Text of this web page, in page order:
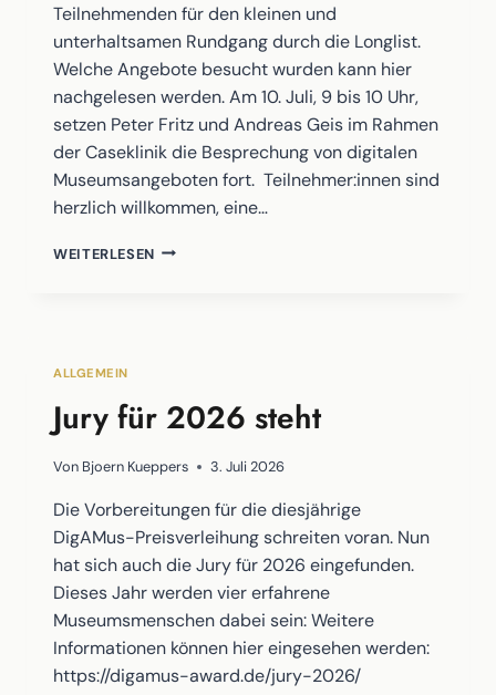
Teilnehmenden für den kleinen und
unterhaltsamen Rundgang durch die Longlist.
Welche Angebote besucht wurden kann hier
nachgelesen werden. Am 10. Juli, 9 bis 10 Uhr,
setzen Peter Fritz und Andreas Geis im Rahmen
der Caseklinik die Besprechung von digitalen
Museumsangeboten fort. Teilnehmer:innen sind
herzlich willkommen, eine…
WEITERLESEN NACHKLAPP
ALLGEMEIN
Jury für 2026 steht
Von Bjoern Kueppers 3. Juli 2026
Die Vorbereitungen für die diesjährige
DigAMus-Preisverleihung schreiten voran. Nun
hat sich auch die Jury für 2026 eingefunden.
Dieses Jahr werden vier erfahrene
Museumsmenschen dabei sein: Weitere
Informationen können hier eingesehen werden:
https://digamus-award.de/jury-2026/